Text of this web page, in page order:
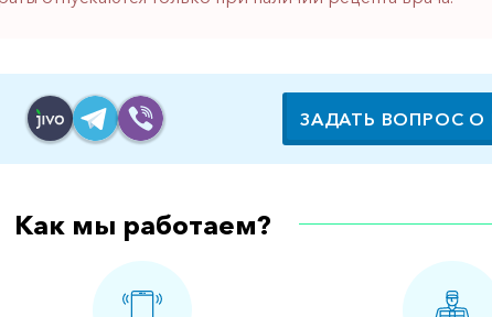
ЗАДАТЬ ВОПРОС О
Как мы работаем?